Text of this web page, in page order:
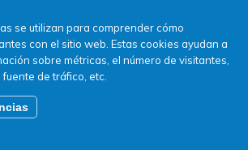
S.L.U. - Todos los derechos reservados
se utilizan para comprender cómo
con el sitio web. Estas cookies ayudan a
sobre métricas, el número de visitantes,
de tráfico, etc.